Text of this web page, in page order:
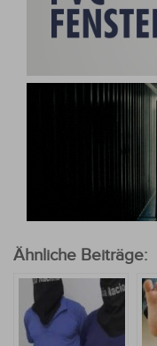
Ähnliche Beiträge: